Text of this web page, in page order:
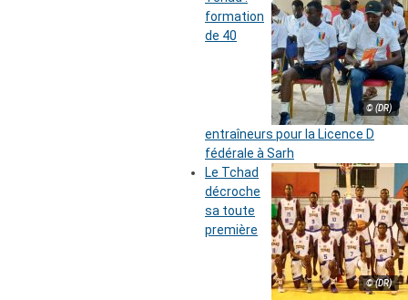
© (DR)
formation
de 40
entraîneurs pour la Licence D
fédérale à Sarh
© (DR)
Le Tchad
décroche
sa toute
première